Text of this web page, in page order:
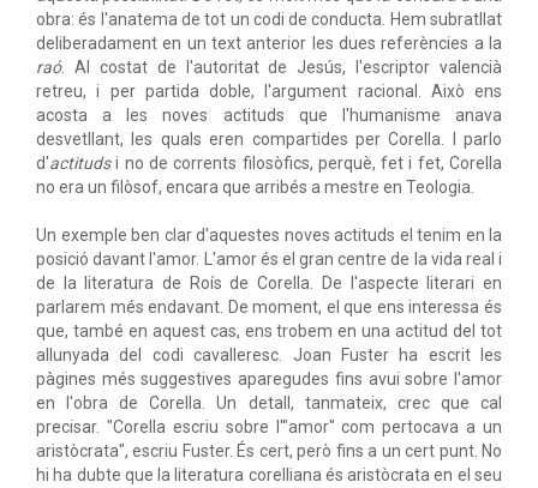
obra: és l'anatema de tot un codi de conducta. Hem subratllat
deliberadament en un text anterior les dues referències a la
raó. Al costat de l'autoritat de Jesús, l'escriptor valencià
retreu, i per partida doble, l'argument racional. Això ens
acosta a les noves actituds que l'humanisme anava
desvetllant, les quals eren compartides per Corella. I parlo
d'actitudsi no de corrents filosòfics, perquè, fet i fet, Corella
no era un filòsof, encara que arribés a mestre en Teologia.
Un exemple ben clar d'aquestes noves actituds el tenim en la
posició davant l'amor. L'amor és el gran centre de la vida real i
de la literatura de Roís de Corella. De l'aspecte literari en
parlarem més endavant. De moment, el que ens interessa és
que, també en aquest cas, ens trobem en una actitud del tot
allunyada del codi cavalleresc. Joan Fuster ha escrit les
pàgines més suggestives aparegudes fins avui sobre l'amor
en l'obra de Corella. Un detall, tanmateix, crec que cal
precisar. "Corella escriu sobre l'"amor" com pertocava a un
aristòcrata", escriu Fuster. És cert, però fins a un cert punt. No
hi ha dubte que la literatura corelliana és aristòcrata en el seu